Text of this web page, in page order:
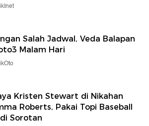
Salah Jadwal, Veda Balapan
Malam Hari
Kristen Stewart di Nikahan
Roberts, Pakai Topi Baseball
Sorotan